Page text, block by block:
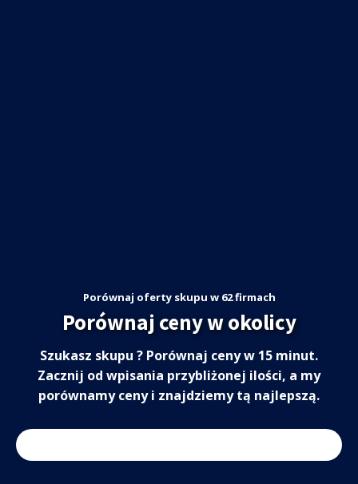
Porównaj oferty skupu w 62 firmach
Porównaj ceny w okolicy
Szukasz skupu ? Porównaj ceny w 15 minut.
Zacznij od wpisania przybliżonej ilości, a my
porównamy ceny i znajdziemy tą najlepszą.